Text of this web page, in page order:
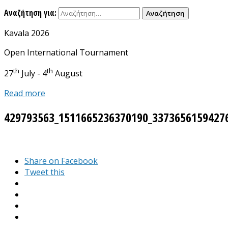
Αναζήτηση για:
Kavala 2026
Open International Tournament
27th July - 4th August
Read more
Share on Facebook
Tweet this